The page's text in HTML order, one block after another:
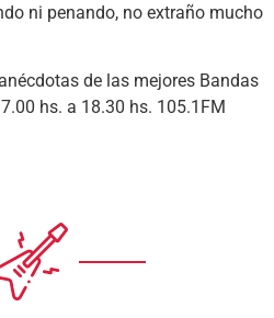
ni penando, no extraño mucho
de las mejores Bandas
hs. a 18.30 hs. 105.1FM